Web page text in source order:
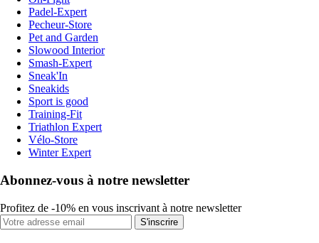
Padel-Expert
Pecheur-Store
Pet and Garden
Slowood Interior
Smash-Expert
Sneak'In
Sneakids
Sport is good
Training-Fit
Triathlon Expert
Vélo-Store
Winter Expert
Abonnez-vous à notre newsletter
Profitez de -10% en vous inscrivant à notre newsletter
S'inscrire